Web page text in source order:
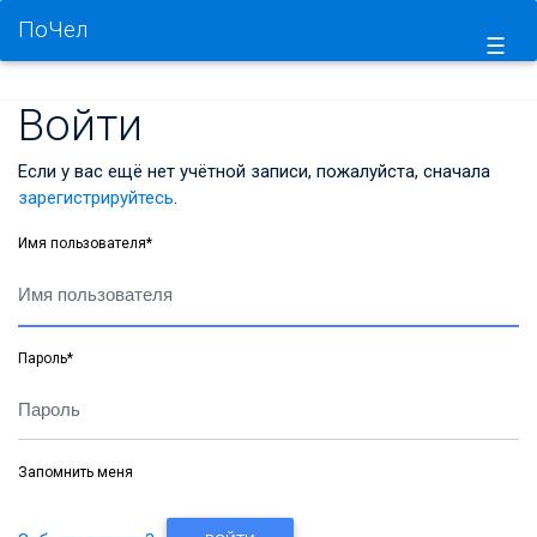
☰
ПоЧел
Войти
Если у вас ещё нет учётной записи, пожалуйста, сначала
зарегистрируйтесь.
Имя пользователя*
Пароль*
Запомнить меня